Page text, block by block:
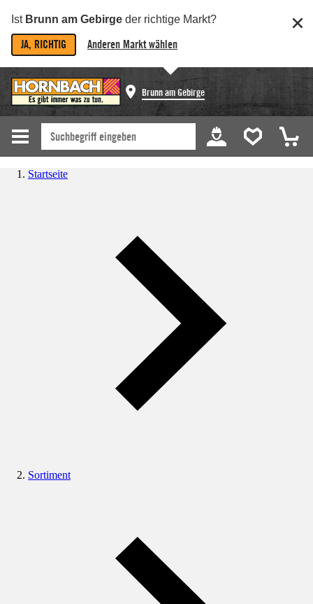
Ist Brunn am Gebirge der richtige Markt?
JA, RICHTIG Anderen Markt wählen
Brunn am Gebirge
Startseite
Sortiment